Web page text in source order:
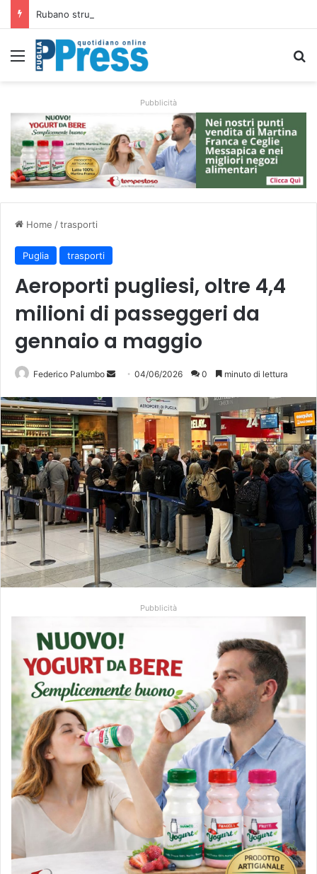
Menu
Pubblicità
Home /trasporti
Puglia trasporti
Aeroporti pugliesi, oltre 4,4
milioni di passeggeri da
gennaio a maggio
Federico Palumbo
Invia 04/06/2026 0 minuto di lettura
Pubblicità